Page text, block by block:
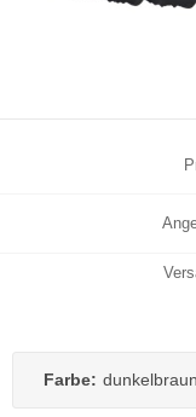
Farbe: dunkelbraun